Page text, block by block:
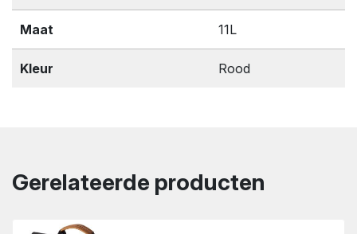
Maat 11L
Kleur Rood
Gerelateerde producten